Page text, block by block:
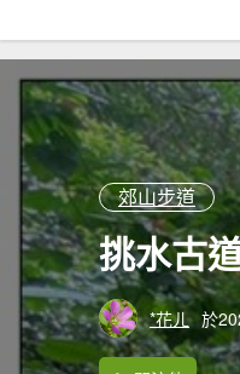
郊山步道
挑水古
*花ㄦ 於